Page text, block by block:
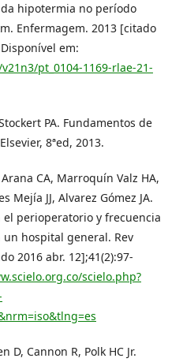
hipotermia no período
Enfermagem. 2013 [citado
em:
pt_0104-1169-rlae-21-
PA. Fundamentos de
8ªed, 2013.
CA, Marroquín Valz HA,
Mejía JJ, Alvarez Gómez JA.
perioperatorio y frecuencia
hospital general. Rev
2016 abr. 12];41(2):97-
scielo.php?
D, Cannon R, Polk HC Jr.